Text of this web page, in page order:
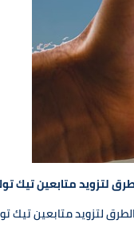
لتزويد متابعين تيك
لتزويد متابعين تيك